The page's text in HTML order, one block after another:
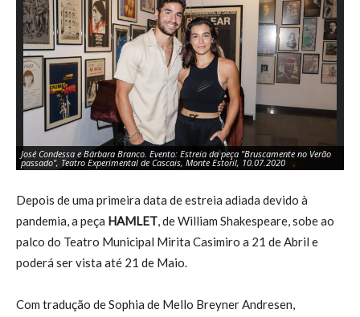
José Condessa e Bárbara Branco. Evento: Estreia da peça "Bruscamente no Verão
passado", Teatro Experimental de Cascais, Monte Estoril, 10.07.2020
Depois de uma primeira data de estreia adiada devido à
pandemia, a peça HAMLET, de William Shakespeare, sobe ao
palco do Teatro Municipal Mirita Casimiro a 21 de Abril e
poderá ser vista até 21 de Maio.
Com tradução de Sophia de Mello Breyner Andresen,